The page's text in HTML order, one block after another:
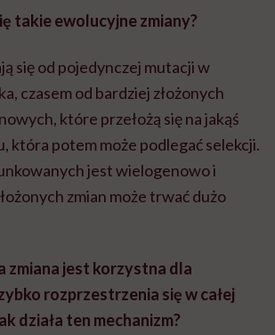
takie ewolucyjne zmiany?
się od pojedynczej mutacji w
czasem od bardziej złożonych
które przełożą się na jakąś
która potem może podlegać selekcji.
jest wielogenowo i
zmian może trwać dużo
zmiana jest korzystna dla
rozprzestrzenia się w całej
działa ten mechanizm?